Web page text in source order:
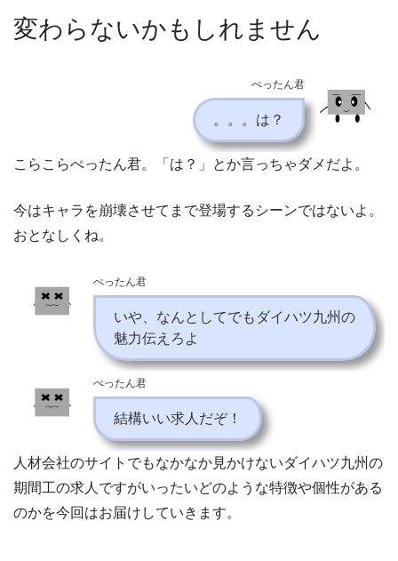
変わらないかもしれません
ぺったん君
。。。は？
こらこらぺったん君。「は？」とか言っちゃダメだよ。
今はキャラを崩壊させてまで登場するシーンではないよ。
おとなしくね。
ぺったん君
いや、なんとしてでもダイハツ九州の
魅力伝えろよ
ぺったん君
結構いい求人だぞ！
人材会社のサイトでもなかなか見かけないダイハツ九州の
期間工の求人ですがいったいどのような特徴や個性がある
のかを今回はお届けしていきます。